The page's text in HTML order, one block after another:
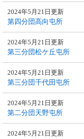
第四分団高向屯所
2024年5月21日更新
第三分団松ケ丘屯所
2024年5月21日更新
第三分団千代田屯所
2024年5月21日更新
第二分団天野屯所
2024年5月21日更新
2024年5月21日更新